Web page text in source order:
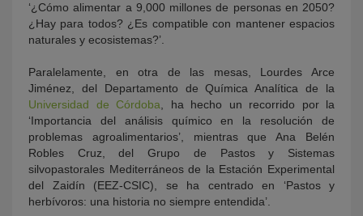
‘¿Cómo alimentar a 9,000 millones de personas en 2050?
¿Hay para todos? ¿Es compatible con mantener espacios
naturales y ecosistemas?’.
Paralelamente, en otra de las mesas, Lourdes Arce
Jiménez, del Departamento de Química Analítica de la
Universidad de Córdoba , ha hecho un recorrido por la
‘Importancia del análisis químico en la resolución de
problemas agroalimentarios’, mientras que Ana Belén
Robles Cruz, del Grupo de Pastos y Sistemas
silvopastorales Mediterráneos de la Estación Experimental
del Zaidín (EEZ-CSIC), se ha centrado en ‘Pastos y
herbívoros: una historia no siempre entendida’.